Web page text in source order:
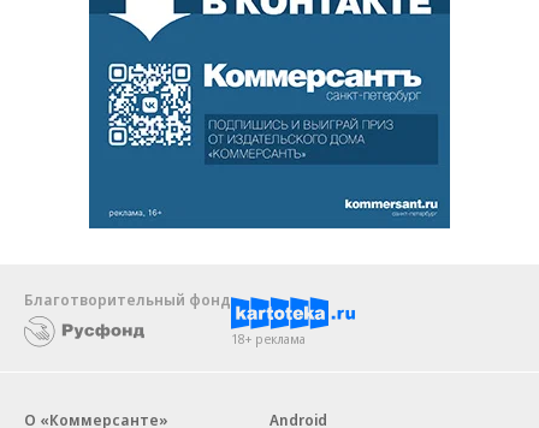
Благотворительный фонд
18+ реклама
О «Коммерсанте»
Android